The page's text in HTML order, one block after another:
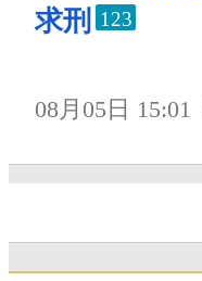
求刑
123
08月05日 15:01